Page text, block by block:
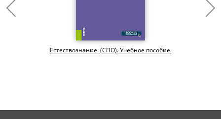
Естествознание. (СПО). Учебное пособие.